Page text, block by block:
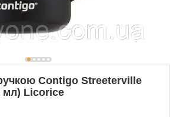
Contigo Streeterville
мл) Licorice